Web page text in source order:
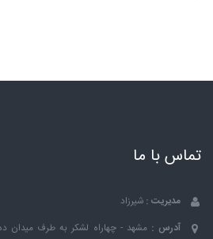
تماس با ما
مدیریت : شیرزاد
آدرس : مشهد - چهاراه لشکر به طرف میدان